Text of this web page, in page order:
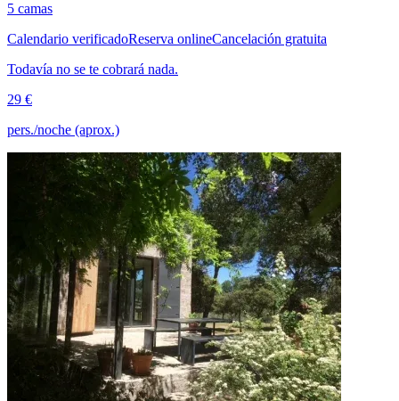
5 camas
Calendario verificadoReserva onlineCancelación gratuita
Todavía no se te cobrará nada.
29 €
pers./noche (aprox.)